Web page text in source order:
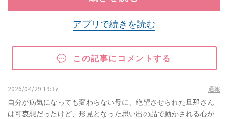
アプリで続きを読む
この記事にコメントする
2026/04/29 19:37 通報
自分が病気になっても変わらない母に、絶望させられた旦那さん
は可哀想だったけど、形見となった思い出の品で動かされる心が